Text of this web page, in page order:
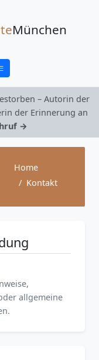
München
– Autorin der
der Erinnerung an
→
Home
Kontakt
allgemeine